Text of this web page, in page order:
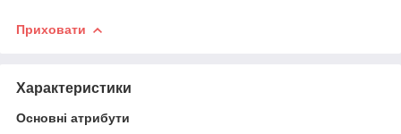
Приховати
Характеристики
Основні атрибути